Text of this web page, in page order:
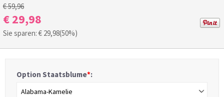
€ 59,96
€ 29,98
Sie sparen: € 29,98(50%)
Option Staatsblume*:
Alabama-Kamelie